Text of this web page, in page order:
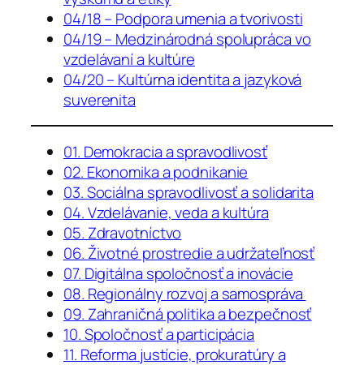
04/18 – Podpora umenia a tvorivosti
04/19 – Medzinárodná spolupráca vo
vzdelávaní a kultúre
04/20 – Kultúrna identita a jazyková
suverenita
01. Demokracia a spravodlivosť
02. Ekonomika a podnikanie
03. Sociálna spravodlivosť a solidarita
04. Vzdelávanie, veda a kultúra
05. Zdravotníctvo
06. Životné prostredie a udržateľnosť
07. Digitálna spoločnosť a inovácie
08. Regionálny rozvoj a samospráva
09. Zahraničná politika a bezpečnosť
10. Spoločnosť a participácia
11. Reforma justície, prokuratúry a